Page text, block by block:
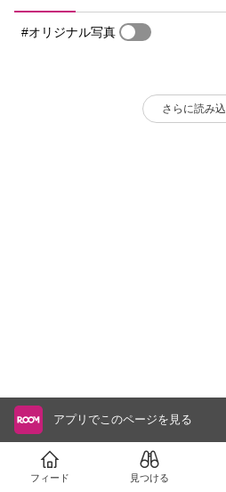
#オリジナル写真
さらに読み
アプリでこのページを見る
フィード 見つける